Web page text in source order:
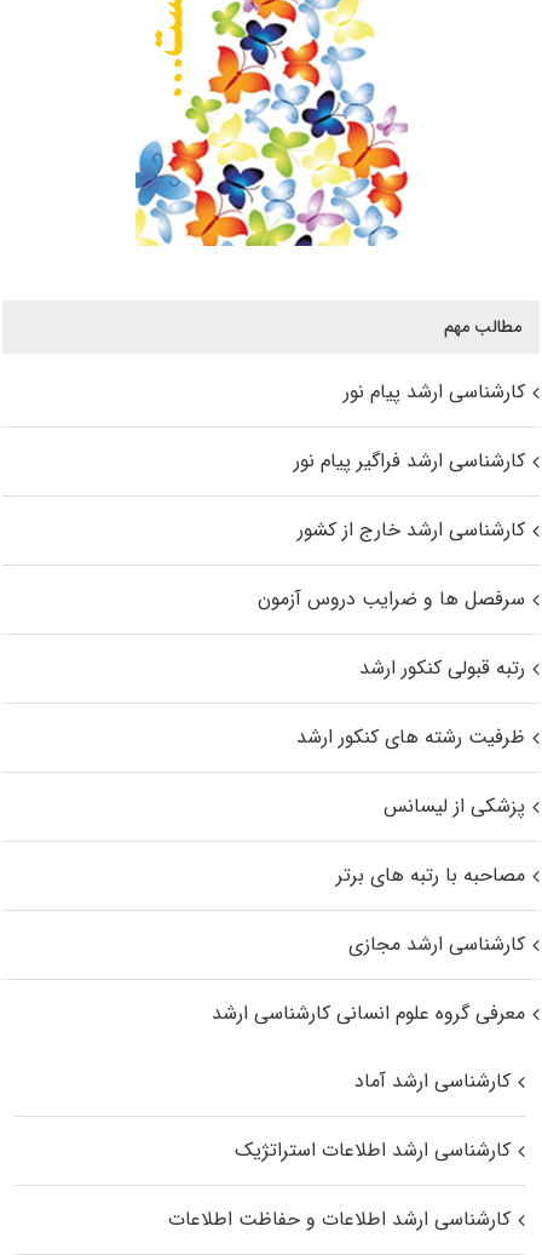
مطالب مهم
کارشناسی ارشد پیام نور
کارشناسی ارشد فراگیر پیام نور
کارشناسی ارشد خارج از کشور
سرفصل ها و ضرایب دروس آزمون
رتبه قبولی کنکور ارشد
ظرفیت رشته های کنکور ارشد
پزشکی از لیسانس
مصاحبه با رتبه های برتر
کارشناسی ارشد مجازی
معرفی گروه علوم انسانی کارشناسی ارشد
کارشناسی ارشد آماد
کارشناسی ارشد اطلاعات استراتژیک
کارشناسی ارشد اطلاعات و حفاظت اطلاعات